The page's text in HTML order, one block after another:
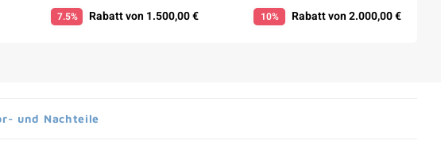
7.5% Rabatt von 1.500,00 € 10% Rabatt von 2.000,00 €
und Nachteile